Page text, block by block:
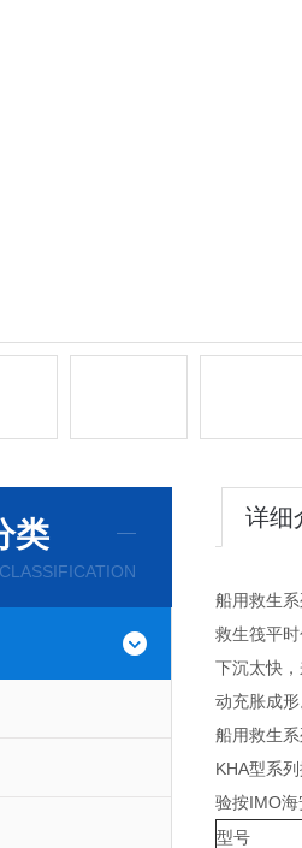
类 详细
船用救生
救生筏平
下沉太快
动充胀成
船用救生
KHA型系
验按IMO
型号